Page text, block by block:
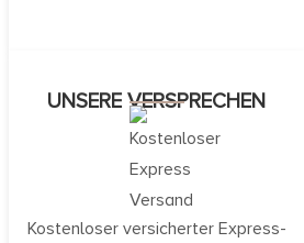
UNSERE VERSPRECHEN
Kostenloser versicherter Express-